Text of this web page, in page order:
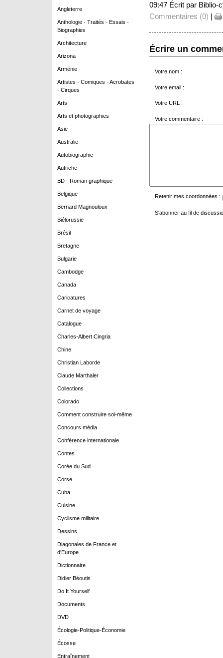
Angleterre
Anthologie - Traités - Essais -
Biographies
Architecture
Arizona
Arménie
Artistes - Comiques - Acrobates
- Cirques
Arts
Arts et photographies
Asie
Australie
Autobiographie
Autriche
BD - Roman graphique
Belgique
Bernard Magnouloux
Biélorussie
Brésil
Bretagne
Bulgarie
Cambodge
Canada
Caricatures
Carnet de voyage
Catalogue
Charles-Albert Cingria
Chine
Christian Laborde
Claude Marthaler
Collections
Colorado
Comment construire soi-même
Concours média
Conférence internationale
Contes
Corée du Sud
Corse
Cuba
Cuisine
Cyclisme militaire
Dessins
Diagonales de France et
d'Europe
Dictionnaire
Didier Béoutis
Do It Yourself
Documents
DVD
Écologie-Politique-Économie
Écosse
Entraînement
09:47 Écrit par Biblio-
Commentaires (0) |
Écrire un
Votre nom :
Votre email :
Votre URL :
Votre commentaire :
Retenir mes coordonnées :
S'abonner au fil de